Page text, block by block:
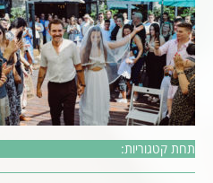
תחת קטגוריות: